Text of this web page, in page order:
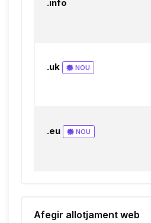
.info
.uk NOU
.eu NOU
Afegir allotjament web